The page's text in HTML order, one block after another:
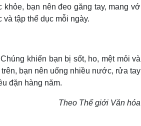
bạn nên đeo găng tay, mang vớ
tập thể dục mỗi ngày.
khiến bạn bị sốt, ho, mệt mỏi và
bạn nên uống nhiều nước, rửa tay
đặn hàng năm.
Theo Thế giới Văn hóa